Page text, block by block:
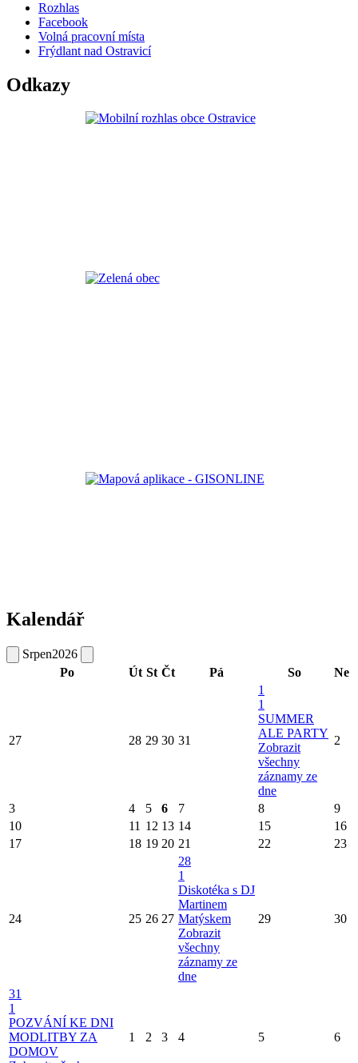
Rozhlas
Facebook
Volná pracovní místa
Frýdlant nad Ostravicí
Odkazy
Kalendář
Srpen2026
Po
Út St Čt Pá So Ne
27 28 29 30 31
1
1
SUMMER
ALE PARTY
Zobrazit
všechny
záznamy ze
dne
2
3 4 5 6 7 8
9
10
11 12 13 14 15
16
17
18 19 20 21 22 23
24 25 26 27
28
1
Diskotéka s DJ
Martinem
Matýskem
Zobrazit
všechny
záznamy ze
dne
29 30
31
1
POZVÁNÍ KE DNI
MODLITBY ZA
DOMOV
1 2 3 4 5 6